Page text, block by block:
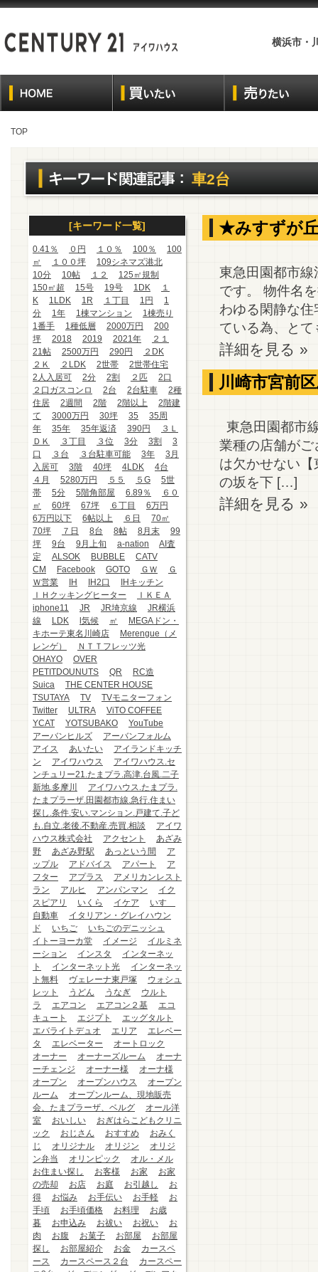
横浜市・
TOP
車2台
[キーワード一覧]
0.41％ ０円 １０％ 100％
100
㎡
１００坪
109シネマズ港北
10分
10帖 １２
125㎡規制
150㎡超
15号 19号 1DK
１
K
1LDK 1R １丁目 1円
1
分
1年 1棟マンション
1棟売り
1番手
1種低層 2000万円
200
坪
2018 2019 2021年
２１
21帖
2500万円 290円
２DK
２Ｋ
２LDK 2世帯
2世帯住宅
2人入居可
2分 2割 ２匹
2口
２口ガスコンロ
2台 2台駐車
2種
住居
2週間 2階 2階以上
2階建
て
3000万円 30坪 35
35周
年
35年 35年返済 390円
３Ｌ
ＤＫ
３丁目 ３位 3分 3割
3
口
３台 ３台駐車可能 3年
3月
入居可
3階 40坪 4LDK
4台
４月
5280万円 ５５ ５G
5世
帯
5分 5階角部屋 6.89％
６０
㎡
60坪 67坪 ６丁目
6万円
6万円以下
6帖以上 ６日
70㎡
70坪
７日 8台 8帖 8月末
99
坪
9台 9月上旬 a-nation
AI査
定
ALSOK BUBBLE
CATV
CM
Facebook GOTO ＧＷ
Ｇ
Ｗ営業
IH IH2口
IHキッチン
ＩＨクッキングヒーター
ＩＫＥＡ
iphone11
JR JR埼京線
JR横浜
線
LDK l気候 ㎡
MEGAドン・
キホーテ東名川崎店
Merengue（メ
レンゲ）
ＮＴＴフレッツ光
OHAYO
OVER
PETITDOUNUTS
QR
RC造
Suica
THE CENTER HOUSE
TSUTAYA
TV
TVモニターフォン
Twitter
ULTRA
ViTO COFFEE
YCAT
YOTSUBAKO
YouTube
アーバンヒルズ
アーバンフォルム
アイス
あいたい
アイランドキッチ
ン
アイワハウス
アイワハウス.セ
ンチュリー21.たまプラ.高津.台風.二子
新地.多摩川
アイワハウス.たまプラ.
たまプラーザ.田園都市線.急行.住まい
探し.条件.安い.マンション.戸建て.子ど
も.自立.老後.不動産.売買.相談
アイワ
ハウス株式会社
アクセント
あざみ
野
あざみ野駅 あっという間
ア
ップル
アドバイス アパート
ア
フター
アプラス
アメリカンレスト
ラン
アルヒ アンパンマン
イク
スピアリ
いくら イケア
いすゞ
自動車
イタリアン・グレイハウン
ド
いちご
いちごのデニッシュ
イトーヨーカ堂
イメージ
イルミネ
ーション
インスタ
インターネッ
ト
インターネット光
インターネッ
ト無料
ヴェレーナ東戸塚
ウォシュ
レット
うどん うなぎ
ウルト
ラ
エアコン エアコン２基
エコ
キュート
エジプト
エッグタルト
エバライトデュオ
エリア
エレベー
タ
エレベーター
オートロック
オーナー
オーナーズルーム
オーナ
ーチェンジ
オーナー様
オーナ様
オープン
オープンハウス
オープン
ルーム
オープンルーム、現地販売
会、たまプラーザ、ベルグ
オール洋
室
おいしい
おぎはらこどもクリニ
ック
おじさん おすすめ
おみく
じ
オリジナル オリジン
オリジ
ン弁当
オリンピック
オル・メル
お住まい探し
お客様 お家
お家
の売却
お店 お庭 お引越し
お
得
お悩み お手伝い お手軽
お
手頃
お手頃価格 お料理
お歳
暮
お申込み お祓い お祝い
お
肉
お腹 お菓子 お部屋
お部屋
探し
お部屋紹介 お金
カースペ
ース
カースペース２台
カースペー
★みすずが
東急田園都市
です。 物件名
わゆる閑静な
ている為、と
詳細を見る »
川崎市宮前
東急田園都市
業種の店舗が
は欠かせない
の坂を下 […]
詳細を見る »